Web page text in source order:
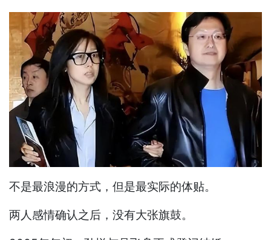
不是最浪漫的方式，但是最实际的体贴。
两人感情确认之后，没有大张旗鼓。